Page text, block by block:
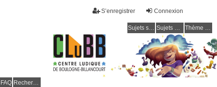
Connexion
S’enregistrer
Sujets sans réponse Sujets actifs Thème clair / foncé
FAQ Rechercher